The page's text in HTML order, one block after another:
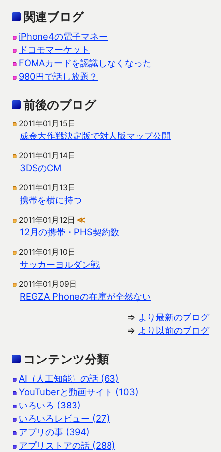
関連ブログ
iPhone4の電子マネー
ドコモマーケット
FOMAカードを認識しなくなった
980円で話し放題？
前後のブログ
2011年01月15日
成金大作戦決定版で対人版マップ公開
2011年01月14日
3DSのCM
2011年01月13日
携帯を横に持つ
2011年01月12日 ≪
12月の携帯・PHS契約数
2011年01月10日
サッカーヨルダン戦
2011年01月09日
REGZA Phoneの在庫が全然ない
⇒ より最新のブログ
⇒ より以前のブログ
コンテンツ分類
AI（人工知能）の話 (63)
YouTuberと動画サイト (103)
いろいろ (383)
いろいろレビュー (27)
アプリの事 (394)
アプリストアの話 (288)